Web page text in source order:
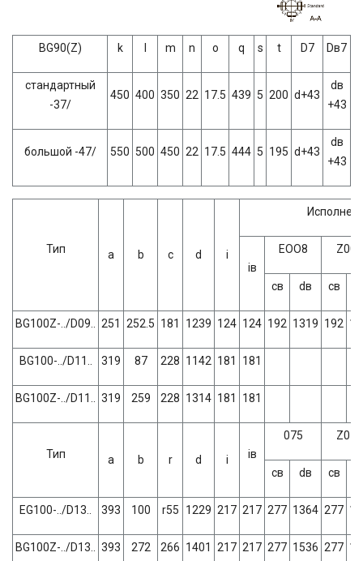
BG90(Z) k m n о q s t D7 Dв7
стандартный
-37/
450 400 350 22 17.5 439 5 200 d+43
dв
+43
большой -47/ 550 500 450 22 17.5 444 5 195 d+43
dв
+43
Тип a b c d i
iв
ЕОО8 Z008
св dв св
BG100Z-../D09.. 251 252.5 181 1239 124 124 192 1319 192
BG100-../D11.. 319 87 228 1142 181 181
BG100Z-../D11.. 319 259 228 1314 181 181
Тип a b r d i iв
075 Z075
св dв св
EG100-../D13.. 393 100 r55 1229 217 217 277 1364 277
BG100Z-../D13.. 393 272 266 1401 217 217 277 1536 277